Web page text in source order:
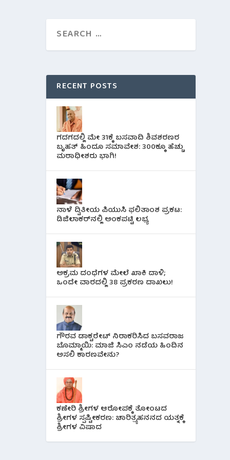
RECENT POSTS
ಗದಗದಲ್ಲಿ ಮೇ 31ಕ್ಕೆ ಬಸವಾದಿ ಶಿವಶರಣರ
ಬೃಹತ್ ಹಿಂದೂ ಸಮಾವೇಶ: 300ಕ್ಕೂ ಹೆಚ್ಚು
ಮಠಾಧೀಶರು ಭಾಗಿ!
ನಾಳೆ ದ್ವಿತೀಯ ಪಿಯುಸಿ ಫಲಿತಾಂಶ ಪ್ರಕಟ:
ಡಿಜಿಲಾಕರ್‌ನಲ್ಲಿ ಅಂಕಪಟ್ಟಿ ಲಭ್ಯ
ಅಕ್ರಮ ದಂಧೆಗಳ ಮೇಲೆ ಖಾಕಿ ದಾಳಿ;
ಒಂದೇ ವಾರದಲ್ಲಿ 38 ಪ್ರಕರಣ ದಾಖಲು!
ಗೌರವ ಡಾಕ್ಟರೇಟ್ ನಿರಾಕರಿಸಿದ ಬಸವರಾಜ
ಬೊಮ್ಮಾಯಿ: ಮಾಜಿ ಸಿಎಂ ನಡೆಯ ಹಿಂದಿನ
ಅಸಲಿ ಕಾರಣವೇನು?
ಕಣೇರಿ ಶ್ರೀಗಳ ಆರೋಪಕ್ಕೆ ತೋಂಟದ
ಶ್ರೀಗಳ ಸ್ಪಷ್ಟೀಕರಣ: ಚಾರಿತ್ರ್ಯಹನನದ ಯತ್ನಕ್ಕೆ
ಶ್ರೀಗಳ ವಿಷಾದ